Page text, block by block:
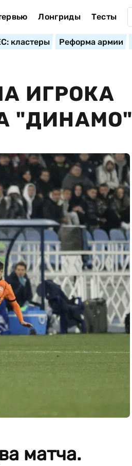
Лонгриды Тесты
кластеры Реформа армии
ИГРОКА
"ДИНАМО"
матча.